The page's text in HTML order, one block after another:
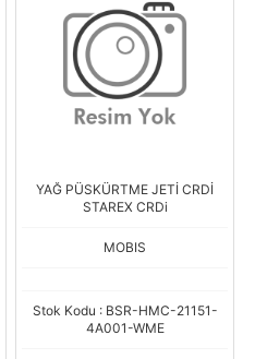
YAĞ PÜSKÜRTME JETİ CRDİ
STAREX CRDi
MOBIS
Stok Kodu : BSR-HMC-21151-
4A001-WME